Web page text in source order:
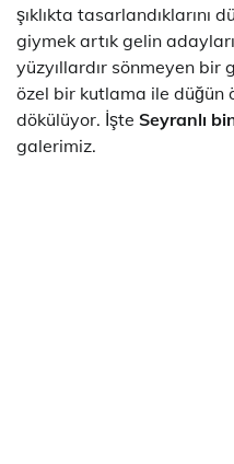
şıklıkta tasarlandıklarını
giymek artık gelin
yüzyıllardır sönmeyen bir
özel bir kutlama ile
dökülüyor. İşte Seyranlı
galerimiz.